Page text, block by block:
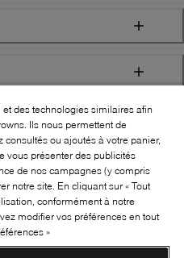
des technologies similaires afin
Ils nous permettent de
ou ajoutés à votre panier,
vous présenter des publicités
de nos campagnes (y compris
notre site. En cliquant sur « Tout
conformément à notre
modifier vos préférences en tout
»